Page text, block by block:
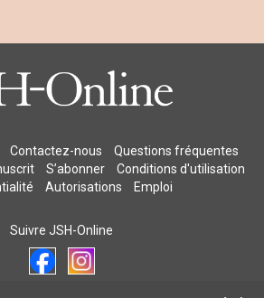
Contactez-nous
Questions fréquentes
S’abonner
Conditions d'utilisation
Autorisations Emploi
Suivre JSH-Online